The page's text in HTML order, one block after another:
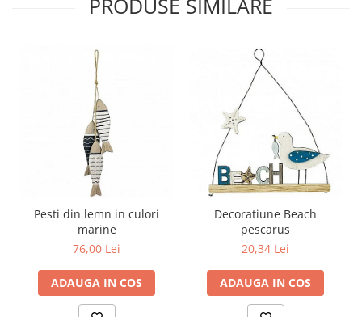
PRODUSE SIMILARE
Pesti din lemn in culori
marine
76,00 Lei
ADAUGA IN COS
Decoratiune Beach
pescarus
20,34 Lei
ADAUGA IN COS